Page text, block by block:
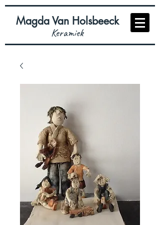
Magda Van Holsbeeck
Keramiek